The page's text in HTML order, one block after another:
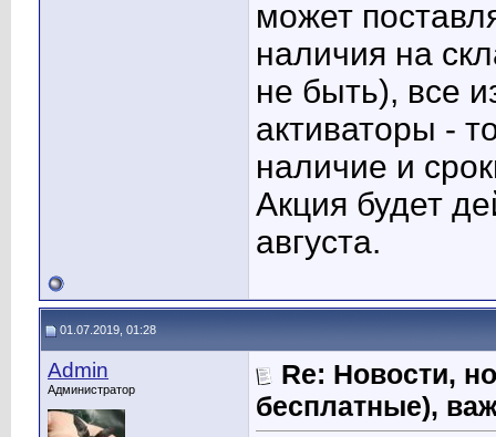
может
наличия на
не быть), все
активаторы -
наличие и
Акция будет
августа.
01.07.2019, 01:28
Admin
Администратор
Re: Новости,
бесплатные),